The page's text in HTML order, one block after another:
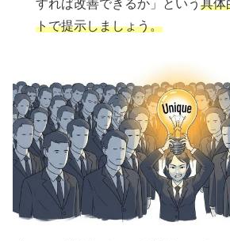
すれば改善できるか」という具体
トで提示しましょう。